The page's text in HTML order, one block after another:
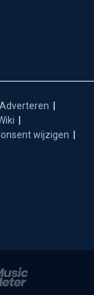
Adverteren
wijzigen